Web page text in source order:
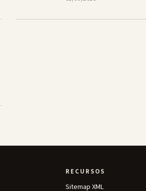
RECURSOS
Sitemap XML